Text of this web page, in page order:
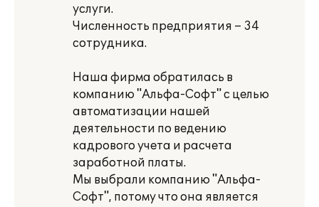
услуги.
Численность предприятия – 34
сотрудника.
Наша фирма обратилась в
компанию "Альфа-Софт" с целью
автоматизации нашей
деятельности по ведению
кадрового учета и расчета
заработной платы.
Мы выбрали компанию "Альфа-
Софт", потому что она является